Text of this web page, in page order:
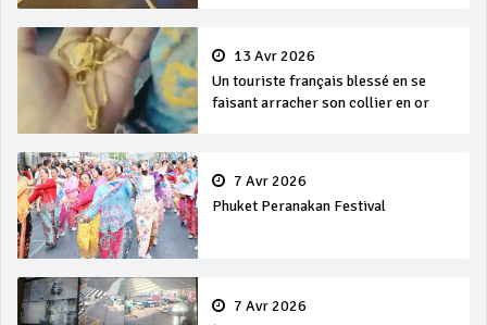
13 Avr 2026
Un touriste français blessé en se
faisant arracher son collier en or
7 Avr 2026
Phuket Peranakan Festival
7 Avr 2026